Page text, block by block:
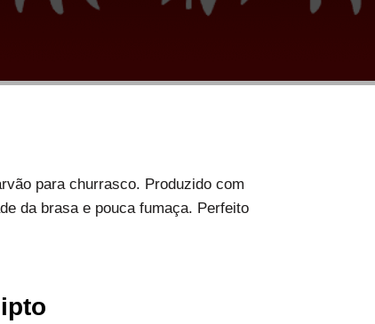
para churrasco. Produzido com
da brasa e pouca fumaça. Perfeito